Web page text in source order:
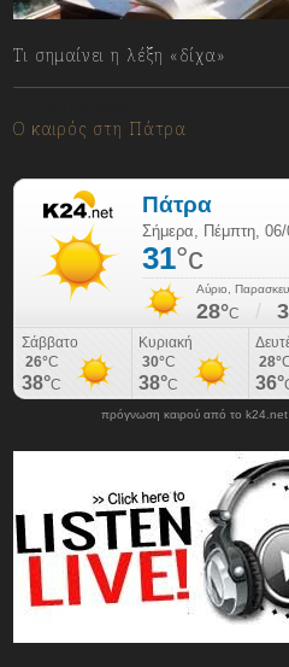
Τι σημαίνει η λέξη «δίχα»
Ο καιρός στη Πάτρα
πρόγνωση καιρού από το k24.net